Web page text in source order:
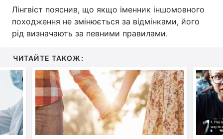
Лінгвіст пояснив, що якщо іменник іншомовного
походження не змінюється за відмінками, його
рід визначають за певними правилами.
ЧИТАЙТЕ ТАКОЖ: